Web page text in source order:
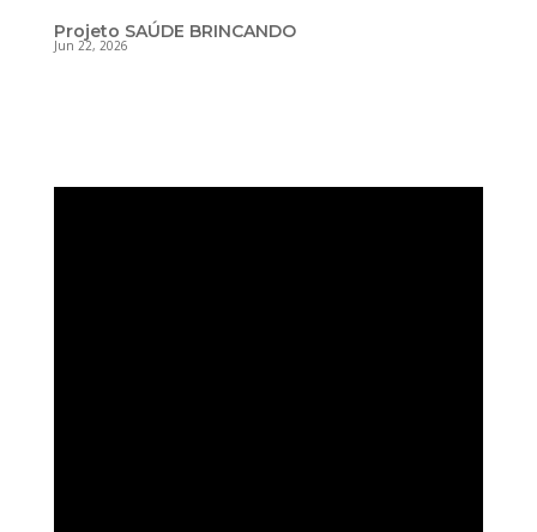
Projeto SAÚDE BRINCANDO
Jun 22, 2026